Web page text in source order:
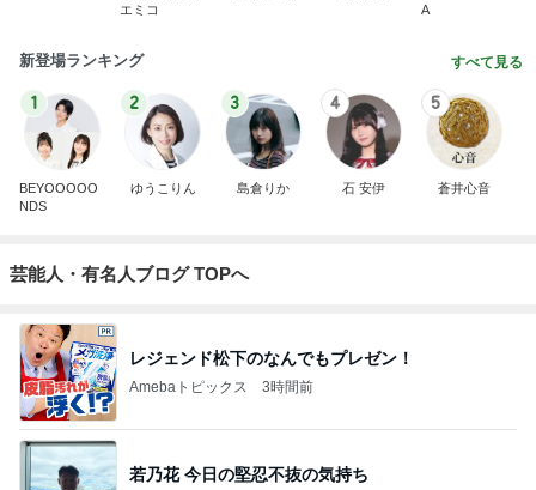
エミコ
A
新登場ランキング すべて見る
1
BEYOOOOO
NDS
2
ゆうこりん
3
島倉りか
4
石 安伊
5
蒼井心音
芸能人・有名人ブログ TOPへ
レジェンド松下のなんでもプレゼン！
Amebaトピックス 3時間前
若乃花 今日の堅忍不抜の気持ち